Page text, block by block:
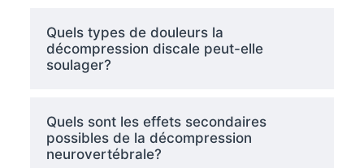
Quels types de douleurs la
décompression discale peut-elle
soulager?
Quels sont les effets secondaires
possibles de la décompression
neurovertébrale?